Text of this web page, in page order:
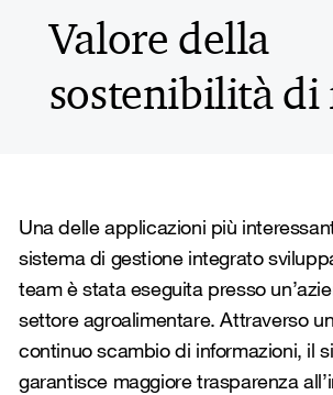
Valore della
sostenibilità
Una delle applicazioni più
sistema di gestione integrato
team è stata eseguita presso
settore agroalimentare. Attraverso
continuo scambio di informazioni, il
garantisce maggiore trasparenza